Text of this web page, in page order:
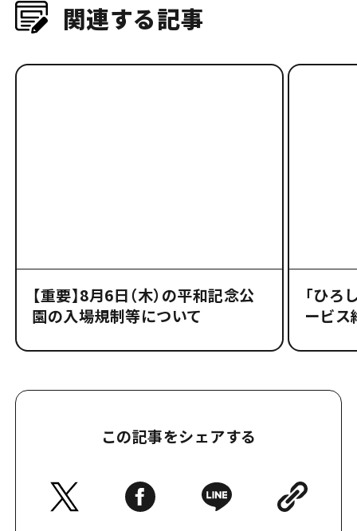
関連する記事
【重要】8月6日（木）の平和記念公
園の入場規制等について
「ひろ
ービス
この記事をシェアする